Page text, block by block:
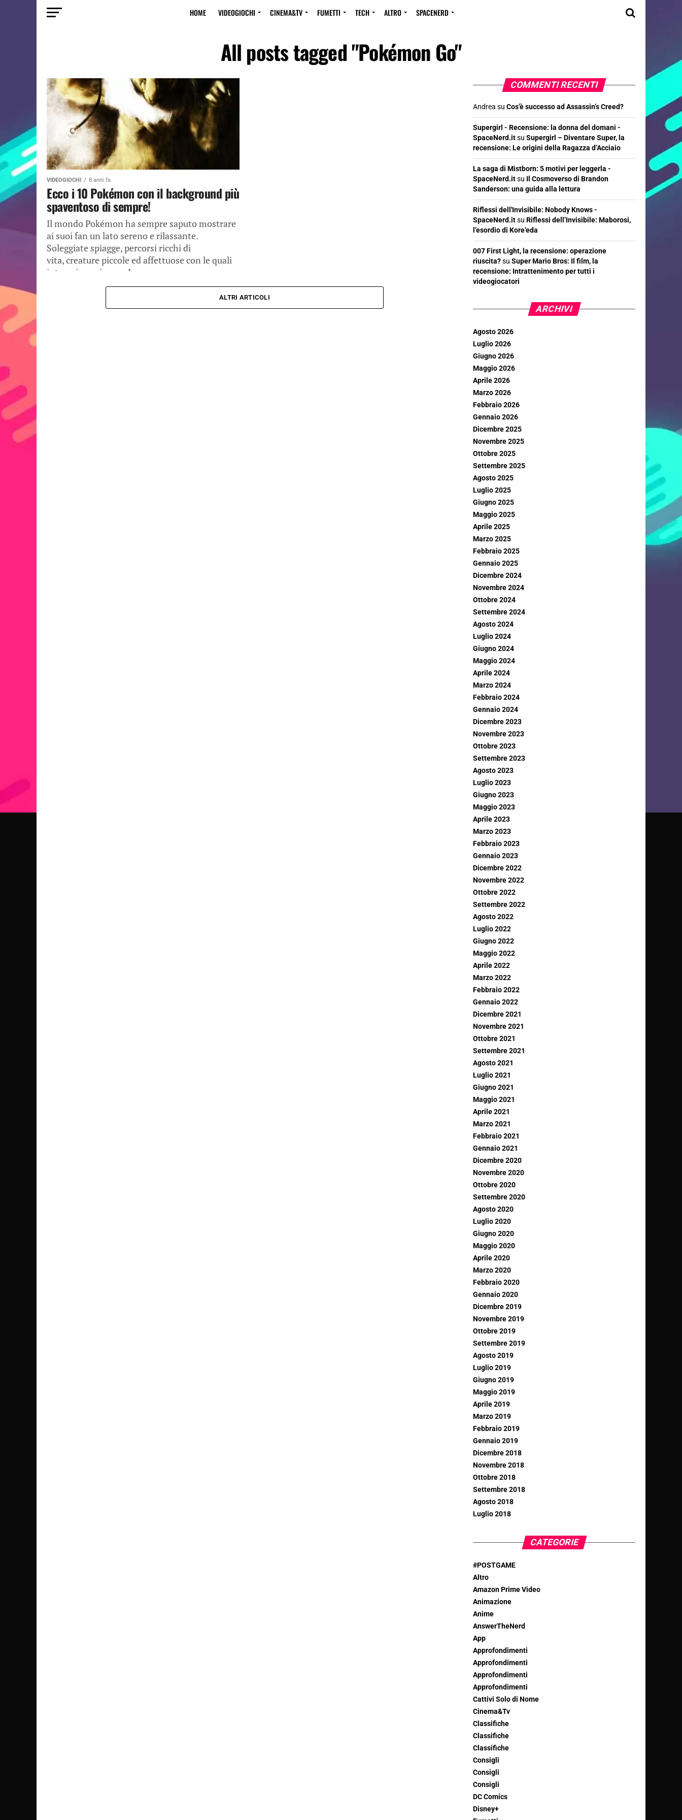
HOME VIDEOGIOCHI CINEMA&TV FUMETTI TECH ALTRO SPACENERD
All posts tagged "Pokémon Go"
VIDEOGIOCHI 8 anni fa
Ecco i 10 Pokémon con il background più
spaventoso di sempre!
Il mondo Pokémon ha sempre saputo mostrare
ai suoi fan un lato sereno e rilassante.
Soleggiate spiagge, percorsi ricchi di
vita, creature piccole ed affettuose con le quali
interagire e giocare. Insomma,...
ALTRI ARTICOLI
COMMENTI RECENTI
Andrea su Cos’è successo ad Assassin’s Creed?
Supergirl - Recensione: la donna del domani -
SpaceNerd.itsu Supergirl – Diventare Super, la
recensione: Le origini della Ragazza d’Acciaio
La saga di Mistborn: 5 motivi per leggerla -
SpaceNerd.itsu Il Cosmoverso di Brandon
Sanderson: una guida alla lettura
Riflessi dell'Invisibile: Nobody Knows -
SpaceNerd.itsu Riflessi dell’Invisibile: Maborosi,
l’esordio di Kore’eda
007 First Light, la recensione: operazione
riuscita?su Super Mario Bros: Il film, la
recensione: Intrattenimento per tutti i
videogiocatori
ARCHIVI
Agosto 2026
Luglio 2026
Giugno 2026
Maggio 2026
Aprile 2026
Marzo 2026
Febbraio 2026
Gennaio 2026
Dicembre 2025
Novembre 2025
Ottobre 2025
Settembre 2025
Agosto 2025
Luglio 2025
Giugno 2025
Maggio 2025
Aprile 2025
Marzo 2025
Febbraio 2025
Gennaio 2025
Dicembre 2024
Novembre 2024
Ottobre 2024
Settembre 2024
Agosto 2024
Luglio 2024
Giugno 2024
Maggio 2024
Aprile 2024
Marzo 2024
Febbraio 2024
Gennaio 2024
Dicembre 2023
Novembre 2023
Ottobre 2023
Settembre 2023
Agosto 2023
Luglio 2023
Giugno 2023
Maggio 2023
Aprile 2023
Marzo 2023
Febbraio 2023
Gennaio 2023
Dicembre 2022
Novembre 2022
Ottobre 2022
Settembre 2022
Agosto 2022
Luglio 2022
Giugno 2022
Maggio 2022
Aprile 2022
Marzo 2022
Febbraio 2022
Gennaio 2022
Dicembre 2021
Novembre 2021
Ottobre 2021
Settembre 2021
Agosto 2021
Luglio 2021
Giugno 2021
Maggio 2021
Aprile 2021
Marzo 2021
Febbraio 2021
Gennaio 2021
Dicembre 2020
Novembre 2020
Ottobre 2020
Settembre 2020
Agosto 2020
Luglio 2020
Giugno 2020
Maggio 2020
Aprile 2020
Marzo 2020
Febbraio 2020
Gennaio 2020
Dicembre 2019
Novembre 2019
Ottobre 2019
Settembre 2019
Agosto 2019
Luglio 2019
Giugno 2019
Maggio 2019
Aprile 2019
Marzo 2019
Febbraio 2019
Gennaio 2019
Dicembre 2018
Novembre 2018
Ottobre 2018
Settembre 2018
Agosto 2018
Luglio 2018
CATEGORIE
#POSTGAME
Altro
Amazon Prime Video
Animazione
Anime
AnswerTheNerd
App
Approfondimenti
Approfondimenti
Approfondimenti
Approfondimenti
Cattivi Solo di Nome
Cinema&Tv
Classifiche
Classifiche
Classifiche
Consigli
Consigli
Consigli
DC Comics
Disney+